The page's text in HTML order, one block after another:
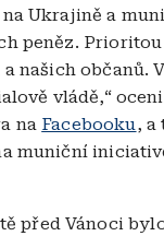
Ukrajině a
peněz. Prioritou
našich občanů.
vládě,“
na Facebooku, a
muniční
před Vánoci